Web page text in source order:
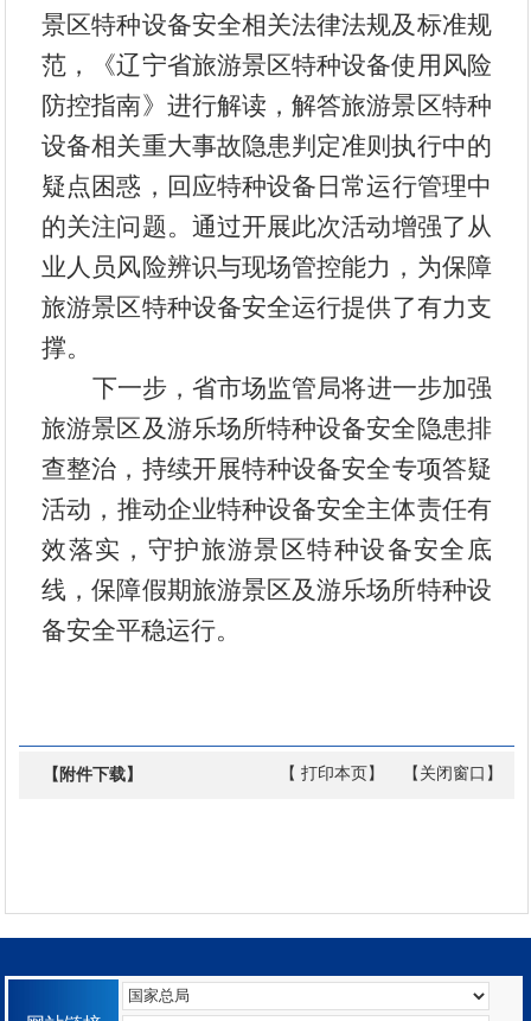
景区特种设备安全相关法律法规及 标准规
范 ，
《辽宁省旅游景区特种设备使用风险
防控指南》进行解读，解答旅游景区特种
设备相关重大事故隐患判定准则执行中的
疑点 困惑 ，回应特种设备 日常运行管理中
的关注问题。 通过开展此次活动增强了从
业人员风险辨识与现场管控能力，为保障
旅游景区特种设备安全运行提供了有力支
撑。
下一步，省市场监管局将进一步加强
旅游景区及游乐场所特种设备安全隐患排
查整治， 持续开展特种设备安全专项答疑
活动， 推动企业特种设备安全主体责任有
效落实， 守护旅游景区特种设备安全底
线，保障假期旅游景区及游乐场所特种设
备安全平稳运行。
【附件下载】 【 打印本页】 【关闭窗口】